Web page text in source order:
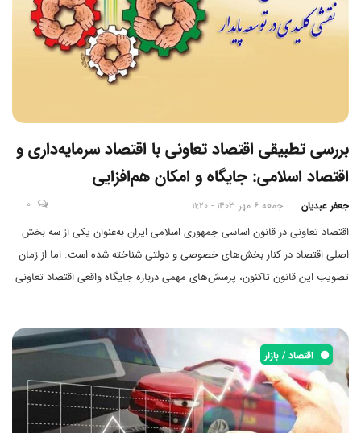
بررسی تطبیقی اقتصاد تعاونی با اقتصاد سرمایه‌داری و
اقتصاد اسلامی: جایگاه و امکان هم‌افزایی
جعفر عبدیان جمعه 6 مهر 1403 - 11:20 0
اقتصاد تعاونی در قانون اساسی جمهوری اسلامی ایران به‌عنوان یکی از سه بخش
اصلی اقتصاد در کنار بخش‌های خصوصی و دولتی شناخته شده است. اما از زمان
تصویب این قانون تاکنون، پرسش‌های مهمی درباره جایگاه واقعی اقتصاد تعاونی
اقتصاد / بازار